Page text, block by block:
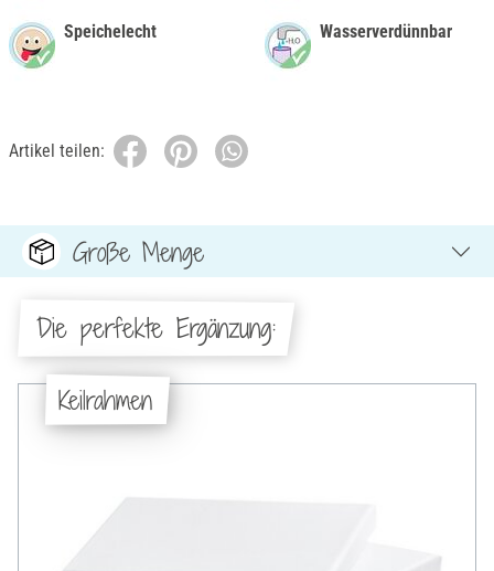
Speichelecht Wasserverdünnbar
Artikel teilen:
Große Menge
Die perfekte Ergänzung:
Keilrahmen